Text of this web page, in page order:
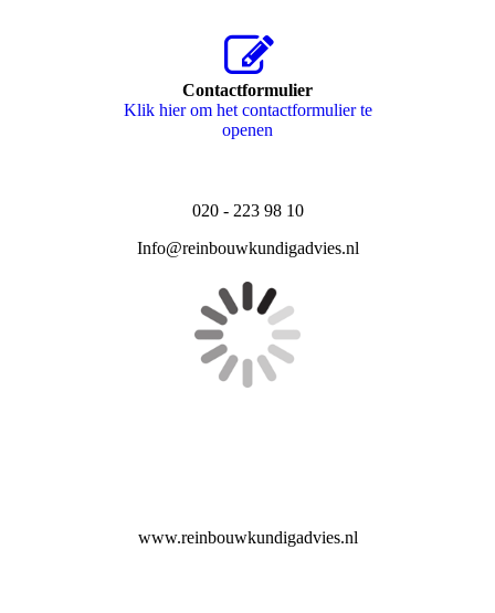
Contactformulier
Klik hier om het contactformulier te
openen
020 - 223 98 10
Info@reinbouwkundigadvies.nl
www.reinbouwkundigadvies.nl